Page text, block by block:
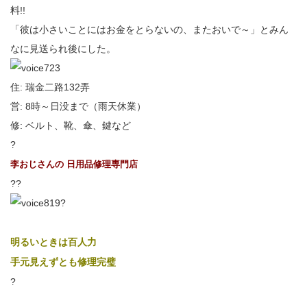
料!!
「彼は小さいことにはお金をとらないの、またおいで～」とみん
なに見送られ後にした。
住: 瑞金二路132弄
営: 8時～日没まで（雨天休業）
修: ベルト、靴、傘、鍵など
?
李おじさんの 日用品修理専門店
??
?
明るいときは百人力
手元見えずとも修理完璧
?